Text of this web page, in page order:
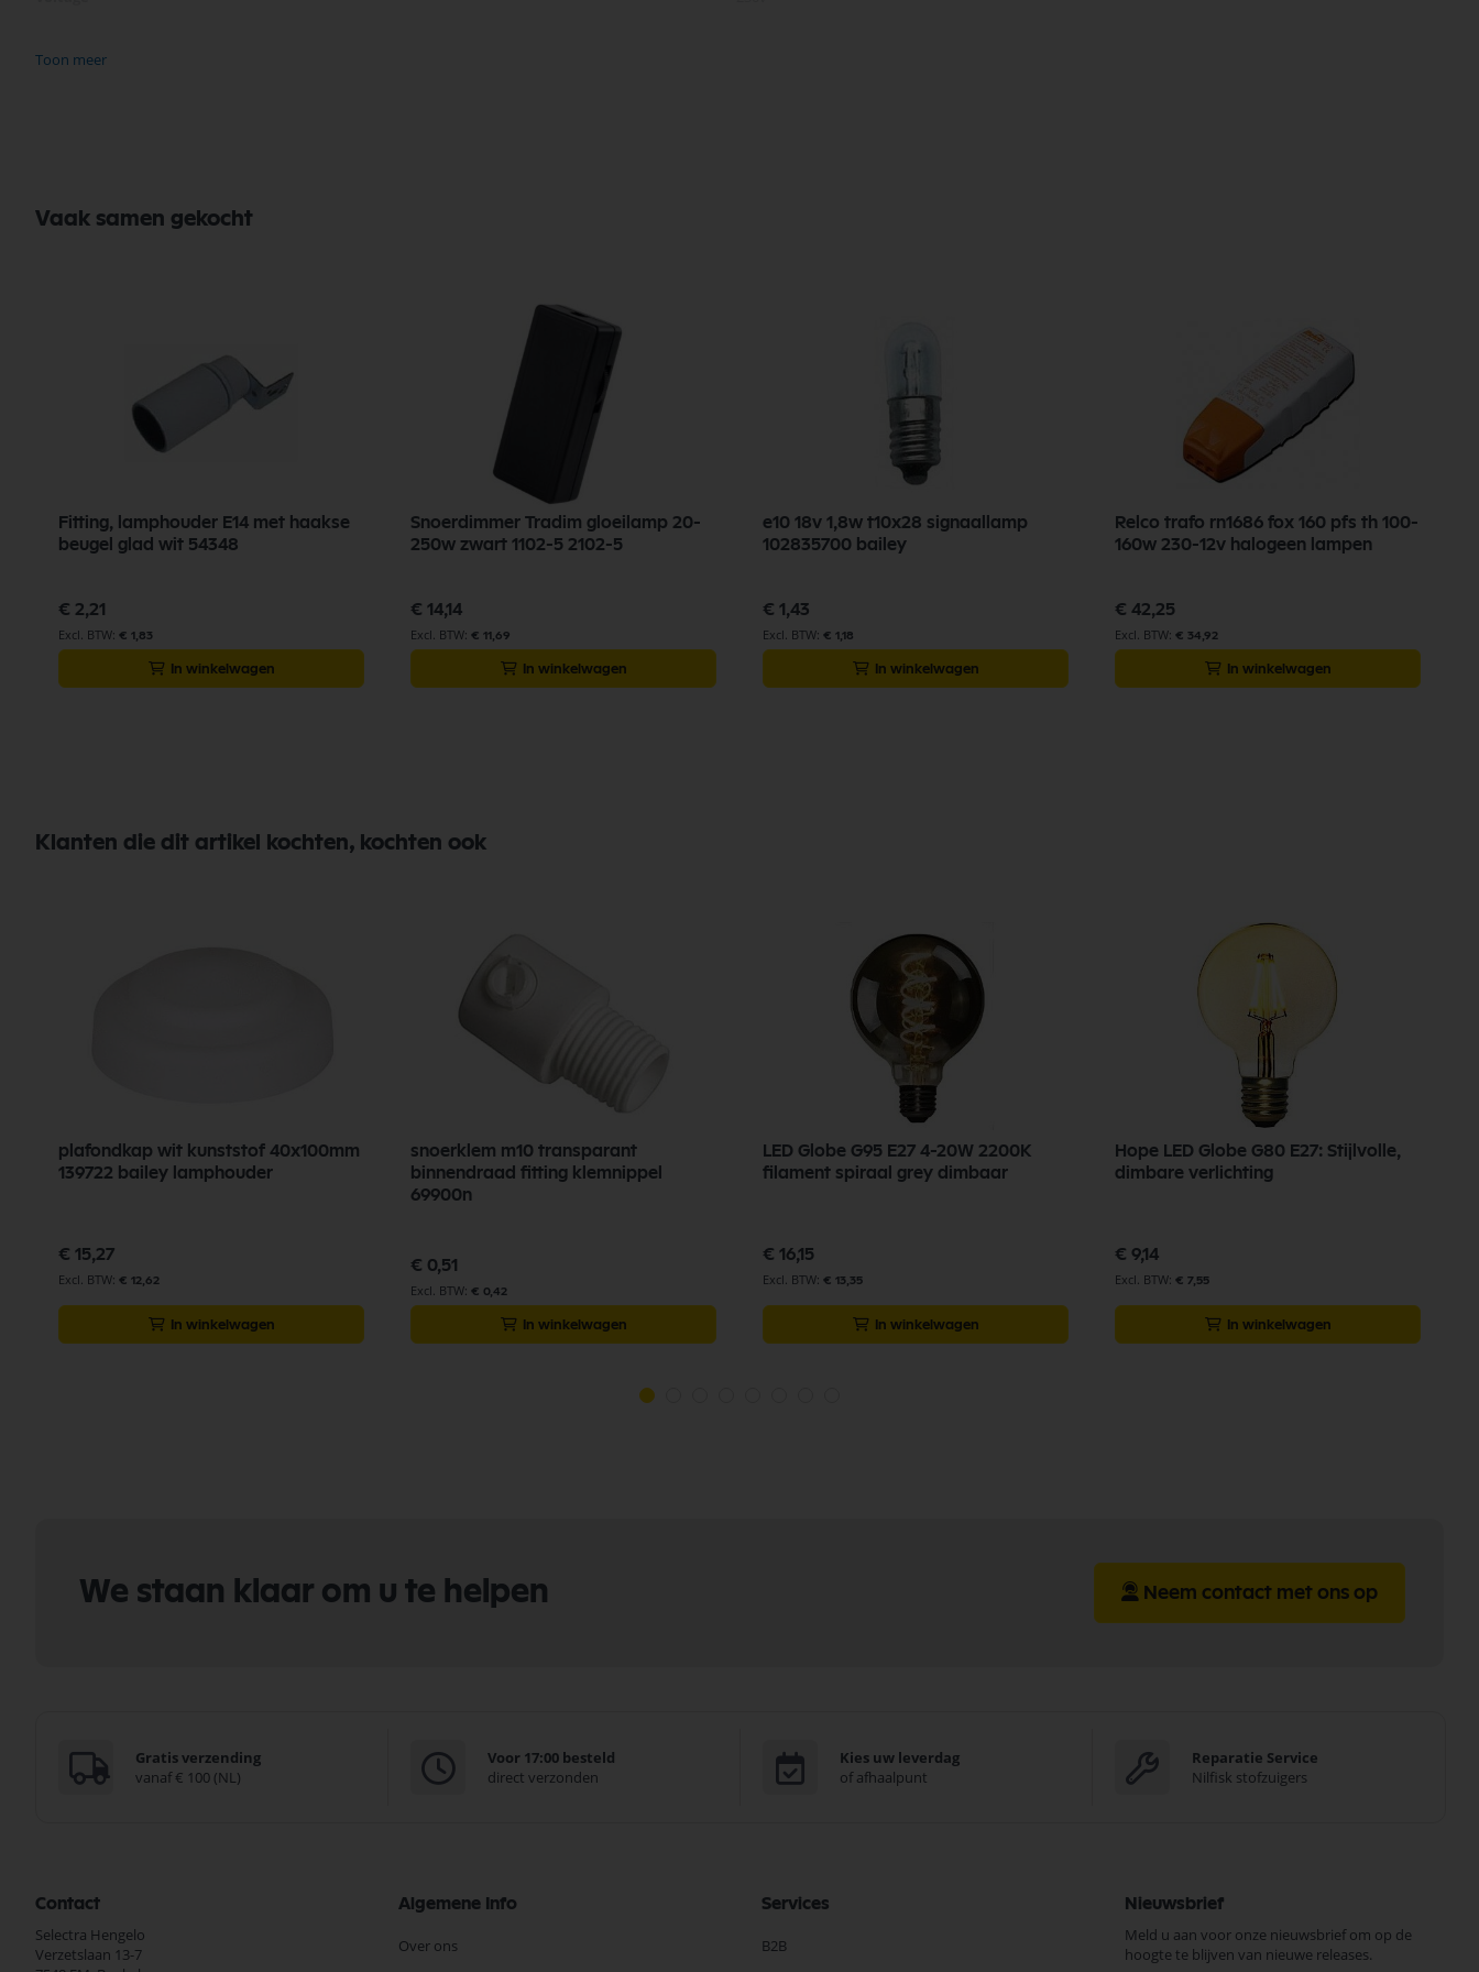
Lichtkleur (Kelvin)
Toon meer
Vaak samen gekocht
Fitting, lamphouder E14 met haakse
beugel glad wit 54348
€ 2,21
€ 1,83
In winkelwagen
Snoerdimmer Tradim gloeilamp 20-
250w zwart 1102-5 2102-5
€ 14,14
€ 11,69
In winkelwagen
e10 18v 1,8w t10x28 signaallamp
102835700 bailey
€ 1,43
€ 1,18
In winkelwagen
Relco trafo rn1686 fox 160 pfs th 100-
160w 230-12v halogeen lampen
€ 42,25
€ 34,92
In winkelwagen
Klanten die dit artikel kochten, kochten ook
plafondkap wit kunststof 40x100mm
139722 bailey lamphouder
€ 15,27
€ 12,62
In winkelwagen
snoerklem m10 transparant
binnendraad fitting klemnippel
69900n
€ 0,51
€ 0,42
In winkelwagen
LED Globe G95 E27 4-20W 2200K
filament spiraal grey dimbaar
€ 16,15
€ 13,35
In winkelwagen
Hope LED Globe G80 E27: Stijlvolle,
dimbare verlichting
€ 9,14
€ 7,55
In winkelwagen
We staan klaar om u te helpen Neem contact met ons op
Gratis verzending
vanaf € 100 (NL)
Voor 17:00 besteld
direct verzonden
Kies uw leverdag
of afhaalpunt
Reparatie Service
Nilfisk stofzuigers
Contact
Selectra Hengelo
Verzetslaan 13-7
Algemene Info
Over ons
Services
B2B
Nieuwsbrief
Meld u aan voor onze nieuwsbrief om op de
hoogte te blijven van nieuwe releases.